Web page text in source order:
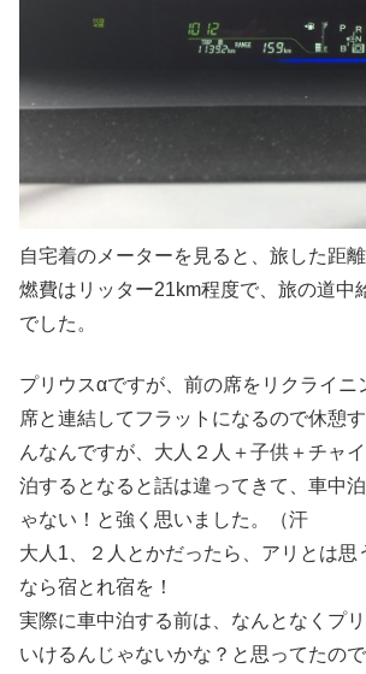
自宅着のメーターを見ると、旅した距離
燃費はリッター21km程度で、旅の道中
でした。
プリウスαですが、前の席をリクライニ
席と連結してフラットになるので休憩
んなんですが、大人２人＋子供＋チャ
泊するとなると話は違ってきて、車中
ゃない！と強く思いました。（汗
大人1、２人とかだったら、アリとは思
なら宿とれ宿を！
実際に車中泊する前は、なんとなくプリ
いけるんじゃないかな？と思ってたの